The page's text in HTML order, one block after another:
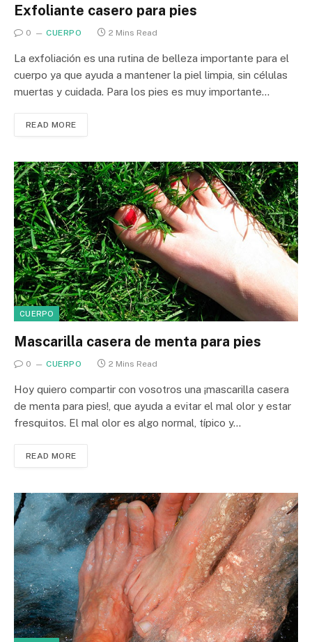
Exfoliante casero para pies
0 CUERPO 2 Mins Read
La exfoliación es una rutina de belleza importante para el
cuerpo ya que ayuda a mantener la piel limpia, sin células
muertas y cuidada. Para los pies es muy importante…
READ MORE
CUERPO
Mascarilla casera de menta para pies
0 CUERPO 2 Mins Read
Hoy quiero compartir con vosotros una ¡mascarilla casera
de menta para pies!, que ayuda a evitar el mal olor y estar
fresquitos. El mal olor es algo normal, típico y…
READ MORE